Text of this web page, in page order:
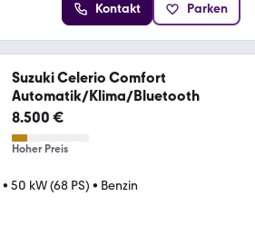
Kontakt Parken
Suzuki Celerio Comfort
Automatik/Klima/Bluetooth
8.500 €
Hoher Preis
• 50 kW (68 PS) • Benzin